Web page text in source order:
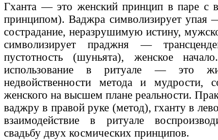
Гханта — это женский принцип в паре с
принципом). Ваджра символизирует упая
сострадание, неразрушимую истину,
символизирует праджня —
пустотность (шуньята), женское
использование в ритуале — это
недвойственности метода и мудрости,
женского на высшем плане реальности.
ваджру в правой руке (метод), гханту в
взаимодействие в ритуале
свадьбу двух космических принципов.